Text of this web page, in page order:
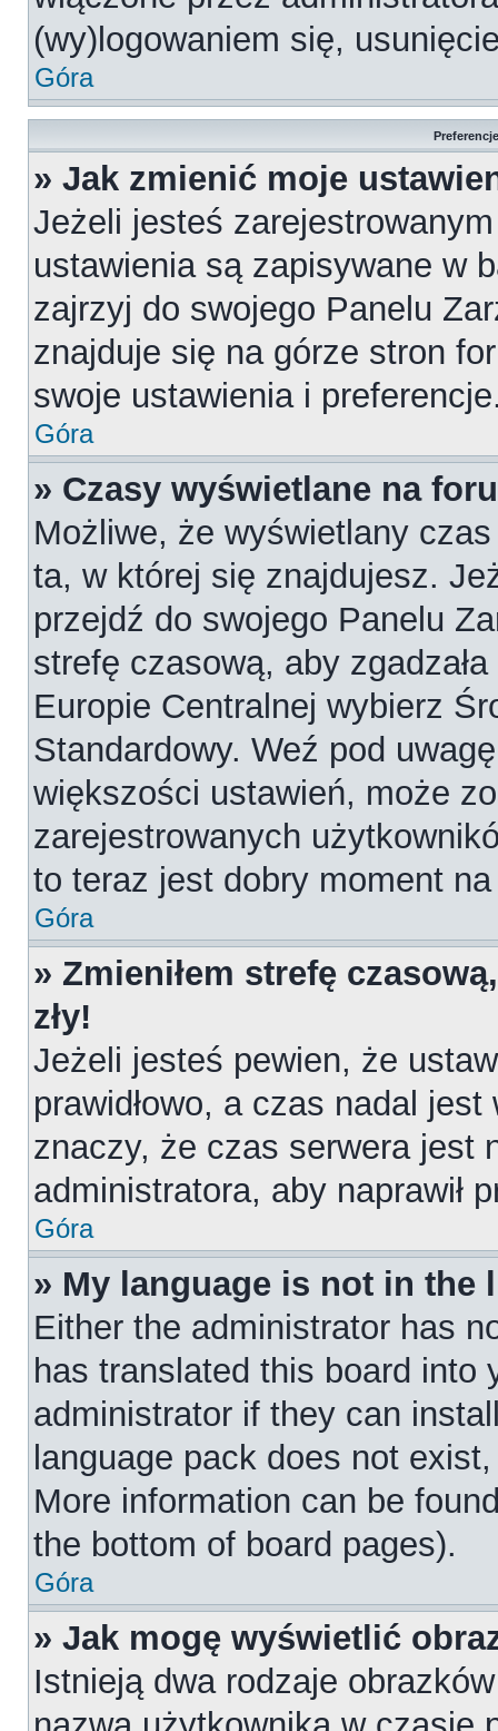
(wy)logowaniem się,
Góra
» Jak zmienić moje
Jeżeli jesteś
ustawienia są zapisywane w
zajrzyj do swojego Panelu
znajduje się na górze stron
swoje ustawienia i
Góra
» Czasy wyświetlane na
Możliwe, że wyświetlany
ta, w której się znajdujesz.
przejdź do swojego Panelu
strefę czasową, aby
Europie Centralnej wybierz
Standardowy. Weź pod
większości ustawień, może
zarejestrowanych
to teraz jest dobry moment
Góra
» Zmieniłem strefę
zły!
Jeżeli jesteś pewien, że
prawidłowo, a czas nadal
znaczy, że czas serwera jest
administratora, aby naprawił
Góra
» My language is not in the
Either the administrator has
has translated this board into
administrator if they can
language pack does not
More information can be
the bottom of board pages).
Góra
» Jak mogę wyświetlić
Istnieją dwa rodzaje